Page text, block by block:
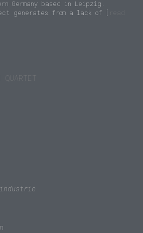
Germany based in Leipzig.
generates from a lack of [